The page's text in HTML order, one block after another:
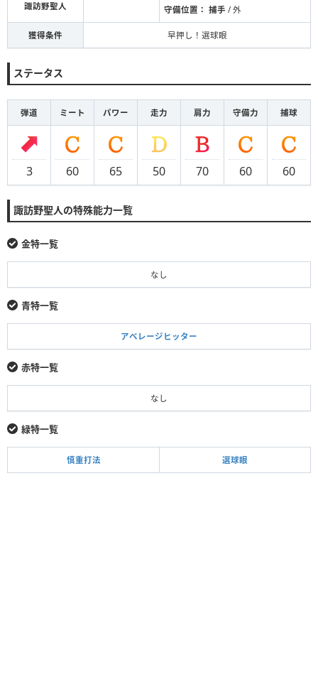
諏訪野聖人 守備位置： 捕手 / 外
獲得条件 早押し！選球眼
ステータス
弾道 ミート パワー 走力 肩力 守備力 捕球
3 60 65 50 70 60 60
諏訪野聖人の特殊能力一覧
金特一覧
なし
青特一覧
アベレージヒッター
赤特一覧
なし
緑特一覧
慎重打法 選球眼